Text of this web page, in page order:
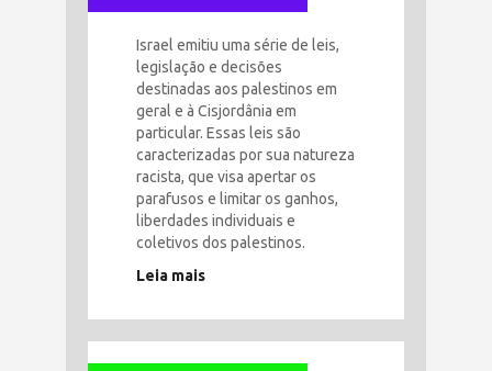
Israel emitiu uma série de leis,
legislação e decisões
destinadas aos palestinos em
geral e à Cisjordânia em
particular. Essas leis são
caracterizadas por sua natureza
racista, que visa apertar os
parafusos e limitar os ganhos,
liberdades individuais e
coletivos dos palestinos.
Leia mais